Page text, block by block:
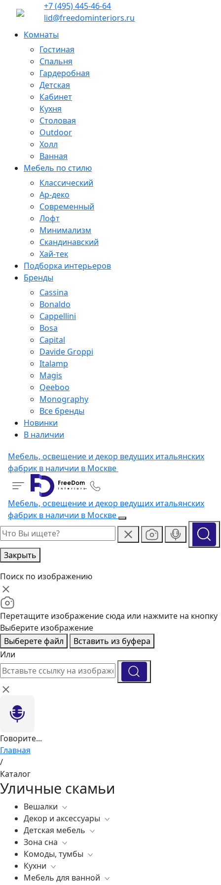
+7 (495) 445-46-64
lid@freedominteriors.ru
Комнаты
Гостиная
Спальня
Гардеробная
Детская
Кабинет
Кухня
Столовая
Outdoor
Холл
Ванная
Мебель по стилю
Классический
Ар-деко
Современный
Лофт
Минимализм
Скандинавский
Хай-тек
Подборка интерьеров
Бренды
Cassina
Bonaldo
Cappellini
Bosa
Capital
Davide Groppi
Italamp
Magis
Qeeboo
Monography
Все бренды
Новинки
В наличии
Мебель, освещение и декор ведущих итальянских
фабрик в наличии в Москве
Мебель, освещение и декор ведущих итальянских
фабрик в наличии в Москве
Закрыть
Поиск по изображению
Перетащите изображение сюда или нажмите на кнопку
Выберите изображение
Выберете файл
Вставить из буфера
Или
Говорите...
Главная
/
Каталог
Уличные скамьи
Вешалки
Все
Декор и аксессуары
Все
Вазы
Элитные зеркала
Ковры
Статуэтки
Детская мебель
Все
Комоды, тумбы
Зеркала
Освещение
Зона сна
Все
Постельное белье
Матрасы
Комоды, тумбы
Все
Бары
Кухни
Все
Мебель для ванной